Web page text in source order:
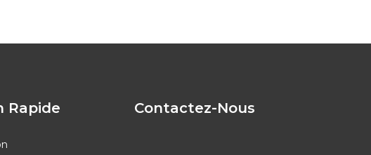
Rapide Contactez-Nous